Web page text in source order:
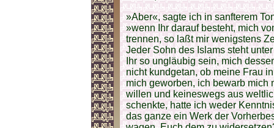
»Aber«, sagte ich in sanfterem
»wenn Ihr darauf besteht, mich
trennen, so laßt mir wenigstens
Jeder Sohn des Islams steht
Ihr so ungläubig sein, mich
nicht kundgetan, ob meine Frau
mich geworben, ich bewarb mich
willen und keineswegs aus
schenkte, hatte ich weder
das ganze ein Werk der